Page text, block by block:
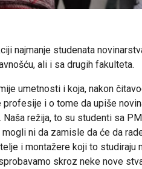
najmanje studenata
ali i sa drugih fakulteta.
umetnosti i koja, nakon
i o tome da upiše
režija, to su studenti sa
ni da zamisle da će da
i montažere koji to studiraju
skroz neke nove